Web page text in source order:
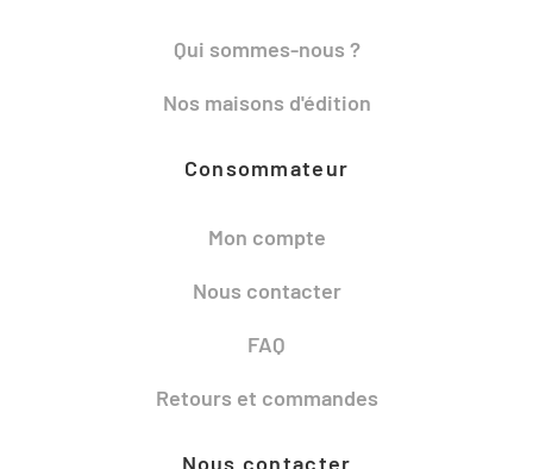
Qui sommes-nous ?
Nos maisons d'édition
Consommateur
Mon compte
Nous contacter
FAQ
Retours et commandes
Nous contacter